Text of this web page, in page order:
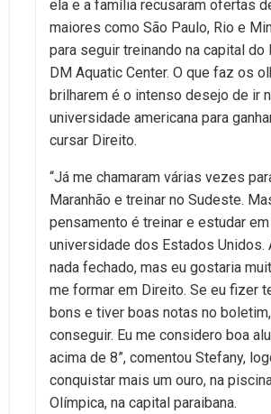
ela e a família recusaram ofertas
maiores como São Paulo, Rio e
para seguir treinando na capital do
DM Aquatic Center. O que faz os
brilharem é o intenso desejo de ir
universidade americana para
cursar Direito.
“Já me chamaram várias vezes
Maranhão e treinar no Sudeste.
pensamento é treinar e estudar
universidade dos Estados Unidos.
nada fechado, mas eu gostaria
me formar em Direito. Se eu fizer
bons e tiver boas notas no
conseguir. Eu me considero boa
acima de 8”, comentou Stefany,
conquistar mais um ouro, na
Olímpica, na capital paraibana.